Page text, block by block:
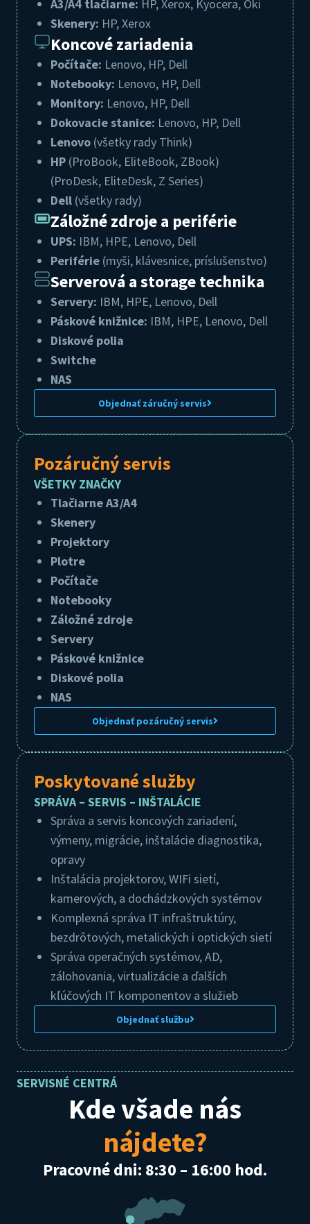
A3/A4 tlačiarne: HP, Xerox, Kyocera, Oki
Skenery: HP, Xerox
Koncové zariadenia
Počítače: Lenovo, HP, Dell
Notebooky: Lenovo, HP, Dell
Monitory: Lenovo, HP, Dell
Dokovacie stanice: Lenovo, HP, Dell
Lenovo (všetky rady Think)
HP (ProBook, EliteBook, ZBook)
(ProDesk, EliteDesk, Z Series)
Dell (všetky rady)
Záložné zdroje a periférie
UPS: IBM, HPE, Lenovo, Dell
Periférie (myši, klávesnice, príslušenstvo)
Serverová a storage technika
Servery: IBM, HPE, Lenovo, Dell
Páskové knižnice: IBM, HPE, Lenovo, Dell
Diskové polia
Switche
NAS
Objednať záručný servis
Pozáručný servis
VŠETKY ZNAČKY
Tlačiarne A3/A4
Skenery
Projektory
Plotre
Počítače
Notebooky
Záložné zdroje
Servery
Páskové knižnice
Diskové polia
NAS
Objednať pozáručný servis
Poskytované služby
SPRÁVA – SERVIS – INŠTALÁCIE
Správa a servis koncových zariadení,
výmeny, migrácie, inštalácie diagnostika,
opravy
Inštalácia projektorov, WIFi sietí,
kamerových, a dochádzkových systémov
Komplexná správa IT infraštruktúry,
bezdrôtových, metalických i optických sietí
Správa operačných systémov, AD,
zálohovania, virtualizácie a ďalších
kľúčových IT komponentov a služieb
Objednať službu
SERVISNÉ CENTRÁ
Kde všade nás
nájdete?
Pracovné dni: 8:30 – 16:00 hod.